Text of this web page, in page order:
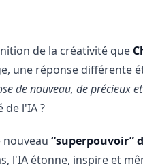
de la créativité que
une réponse différente
de nouveau, de précieux
de l'IA ?
nouveau “superpouvoir”
l'IA étonne, inspire et